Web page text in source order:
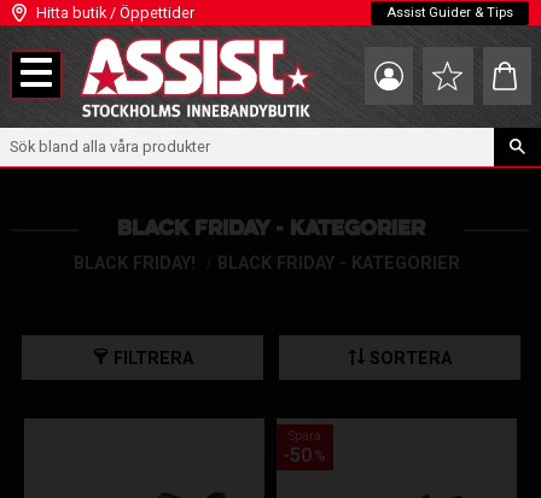
Meny
Hitta butik / Öppettider Assist Guider & Tips
Favoriter
BLACK FRIDAY - KATEGORIER
BLACK FRIDAY! BLACK FRIDAY - KATEGORIER
FILTRERA SORTERA
Spara
50 %